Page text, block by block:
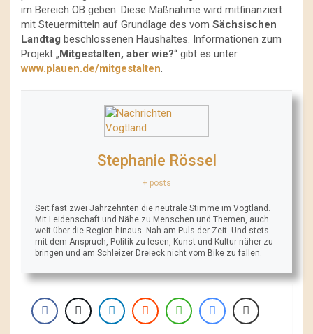
im Bereich OB geben. Diese Maßnahme wird mitfinanziert
mit Steuermitteln auf Grundlage des vom Sächsischen
Landtag beschlossenen Haushaltes. Informationen zum
Projekt „Mitgestalten, aber wie?“ gibt es unter
www.plauen.de/mitgestalten.
Stephanie Rössel
+ posts
Seit fast zwei Jahrzehnten die neutrale Stimme im Vogtland.
Mit Leidenschaft und Nähe zu Menschen und Themen, auch
weit über die Region hinaus. Nah am Puls der Zeit. Und stets
mit dem Anspruch, Politik zu lesen, Kunst und Kultur näher zu
bringen und am Schleizer Dreieck nicht vom Bike zu fallen.